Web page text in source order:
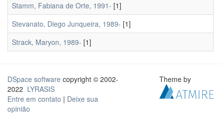
Stamm, Fabiana de Orte, 1991- [1]
Stevanato, Diego Junqueira, 1989- [1]
Strack, Maryon, 1989- [1]
DSpace software copyright © 2002-
2022 LYRASIS
Entre em contato | Deixe sua
opinião
Theme by